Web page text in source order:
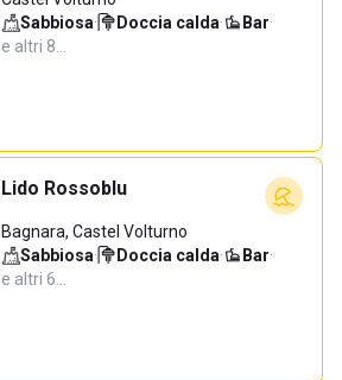
Sabbiosa· Doccia calda· Bar·
e altri 8…
Lido Rossoblu
Bagnara, Castel Volturno
Sabbiosa· Doccia calda· Bar·
e altri 6…